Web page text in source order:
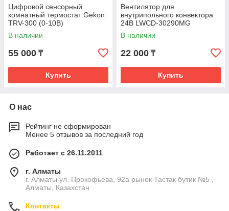
Цифровой сенсорный
комнатный термостат Gekon
TRV-300 (0-10В)
В наличии
55 000 ₸
Купить
Вентилятор для
внутрипольного конвектора
24В LWCD-30290MG
LONGWELL
В наличии
22 000 ₸
Купить
О нас
Рейтинг не сформирован
Менее 5 отзывов за последний год
Работает с 26.11.2011
г. Алматы
г. Алматы ул. Прокофьева, 92а рынок Тастак бутик №5 ,
Алматы, Казахстан
Контакты